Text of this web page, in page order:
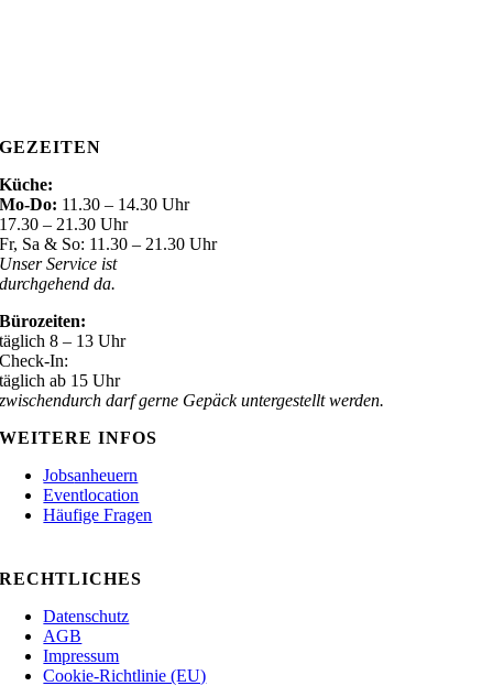
GEZEITEN
Küche:
Mo-Do: 11.30 – 14.30 Uhr
17.30 – 21.30 Uhr
Fr, Sa & So: 11.30 – 21.30 Uhr
Unser Service ist
durchgehend da.
Bürozeiten:
täglich 8 – 13 Uhr
Check-In:
täglich ab 15 Uhr
zwischendurch darf gerne Gepäck untergestellt werden.
WEITERE INFOS
Jobsanheuern
Eventlocation
Häufige Fragen
RECHTLICHES
Datenschutz
AGB
Impressum
Cookie-Richtlinie (EU)